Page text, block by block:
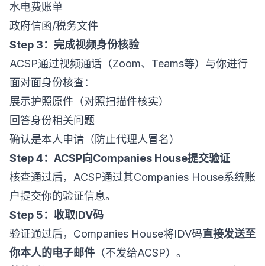
水电费账单
政府信函/税务文件
Step 3：完成视频身份核验
ACSP通过视频通话（Zoom、Teams等）与你进行
面对面身份核查：
展示护照原件（对照扫描件核实）
回答身份相关问题
确认是本人申请（防止代理人冒名）
Step 4：ACSP向Companies House提交验证
核查通过后，ACSP通过其Companies House系统账
户提交你的验证信息。
Step 5：收取IDV码
验证通过后，Companies House将IDV码直接发送至
你本人的电子邮件 （不发给ACSP）。